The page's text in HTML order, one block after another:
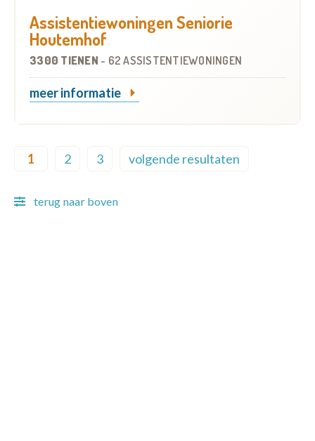
Assistentiewoningen Seniorie
Houtemhof
3300 TIENEN - 62 ASSISTENTIEWONINGEN
meer informatie
1 2 3 volgende resultaten
terug naar boven